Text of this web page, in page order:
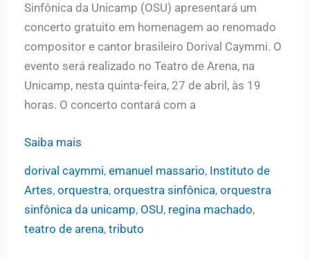
Sinfônica da Unicamp (OSU) apresentará um
concerto gratuito em homenagem ao renomado
compositor e cantor brasileiro Dorival Caymmi. O
evento será realizado no Teatro de Arena, na
Unicamp, nesta quinta-feira, 27 de abril, às 19
horas. O concerto contará com a
Orquestra
Unicamp
Saiba mais
dorival caymmi, emanuel massario, Instituto de
Artes, orquestra, orquestra sinfônica, orquestra
sinfônica da unicamp, OSU, regina machado,
teatro de arena, tributo